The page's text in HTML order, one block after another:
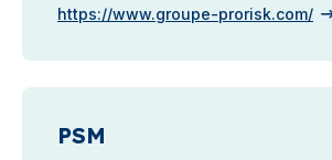
https://www.groupe-prorisk.com/
PSM